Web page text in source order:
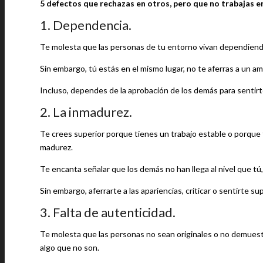
5 defectos que rechazas en otros, pero que no trabajas
1. Dependencia.
Te molesta que las personas de tu entorno vivan
Sin embargo, tú estás en el mismo lugar, no te aferras a un
Incluso, dependes de la aprobación de los demás para
2. La inmadurez.
Te crees superior porque tienes un trabajo estable o
madurez.
Te encanta señalar que los demás no han llega al nivel que
Sin embargo, aferrarte a las apariencias, criticar o sentirte
3. Falta de autenticidad.
Te molesta que las personas no sean originales o no
algo que no son.